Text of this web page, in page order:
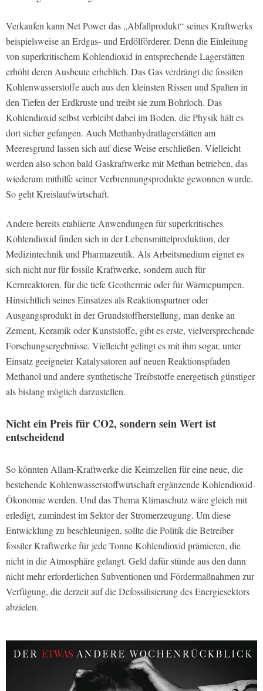
Verkaufen kann Net Power das „Abfallprodukt“ seines Kraftwerks
beispielsweise an Erdgas- und Erdölförderer. Denn die Einleitung
von superkritischem Kohlendioxid in entsprechende Lagerstätten
erhöht deren Ausbeute erheblich. Das Gas verdrängt die fossilen
Kohlenwasserstoffe auch aus den kleinsten Rissen und Spalten in
den Tiefen der Erdkruste und treibt sie zum Bohrloch. Das
Kohlendioxid selbst verbleibt dabei im Boden, die Physik hält es
dort sicher gefangen. Auch Methanhydratlagerstätten am
Meeresgrund lassen sich auf diese Weise erschließen. Vielleicht
werden also schon bald Gaskraftwerke mit Methan betrieben, das
wiederum mithilfe seiner Verbrennungsprodukte gewonnen wurde.
So geht Kreislaufwirtschaft.
Andere bereits etablierte Anwendungen für superkritisches
Kohlendioxid finden sich in der Lebensmittelproduktion, der
Medizintechnik und Pharmazeutik. Als Arbeitsmedium eignet es
sich nicht nur für fossile Kraftwerke, sondern auch für
Kernreaktoren, für die tiefe Geothermie oder für Wärmepumpen.
Hinsichtlich seines Einsatzes als Reaktionspartner oder
Ausgangsprodukt in der Grundstoffherstellung, man denke an
Zement, Keramik oder Kunststoffe, gibt es erste, vielversprechende
Forschungsergebnisse. Vielleicht gelingt es mit ihm sogar, unter
Einsatz geeigneter Katalysatoren auf neuen Reaktionspfaden
Methanol und andere synthetische Treibstoffe energetisch günstiger
als bislang möglich darzustellen.
Nicht ein Preis für CO2, sondern sein Wert ist
entscheidend
So könnten Allam-Kraftwerke die Keimzellen für eine neue, die
bestehende Kohlenwasserstoffwirtschaft ergänzende Kohlendioxid-
Ökonomie werden. Und das Thema Klimaschutz wäre gleich mit
erledigt, zumindest im Sektor der Stromerzeugung. Um diese
Entwicklung zu beschleunigen, sollte die Politik die Betreiber
fossiler Kraftwerke für jede Tonne Kohlendioxid prämieren, die
nicht in die Atmosphäre gelangt. Geld dafür stünde aus den dann
nicht mehr erforderlichen Subventionen und Fördermaßnahmen zur
Verfügung, die derzeit auf die Defossilisierung des Energiesektors
abzielen.